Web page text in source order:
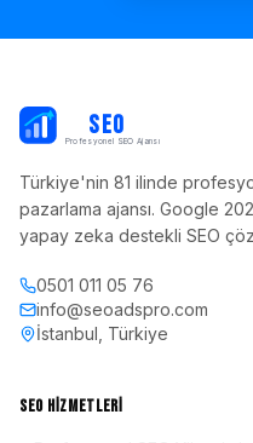
SEO
Profesyonel SEO Ajansı
Türkiye'nin 81 ilinde
pazarlama ajansı. Google
yapay zeka destekli SEO
0501 011 05 76
info@seoadspro.com
İstanbul, Türkiye
SEO HIZMETLERI